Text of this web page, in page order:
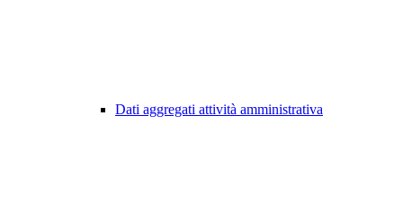
Dati aggregati attività amministrativa